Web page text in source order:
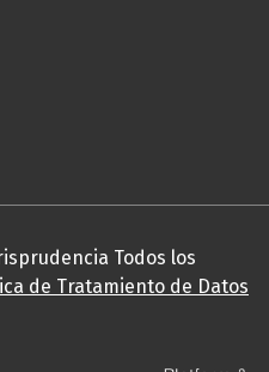
Todos los
de Tratamiento de Datos